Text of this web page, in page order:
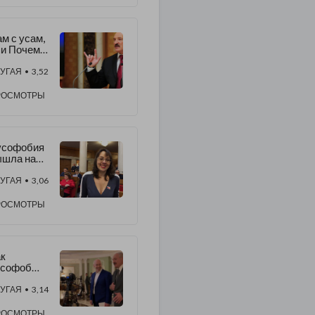
омских
с усам,
Почему
• 3,52
на
на
• 3,06
топить
• 3,14